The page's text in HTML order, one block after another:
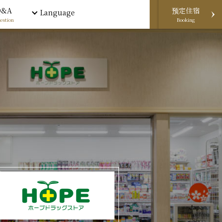
Language 预定住宿
Booking
电话预约
预定住宿